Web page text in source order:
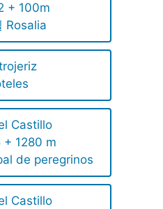
+ 100m
Rosalia
Castillo
+ 1280 m
de peregrinos
Castillo